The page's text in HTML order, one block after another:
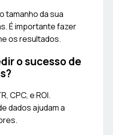
tamanho da sua
É importante fazer
os resultados.
o sucesso de
CPC, e ROI.
dados ajudam a